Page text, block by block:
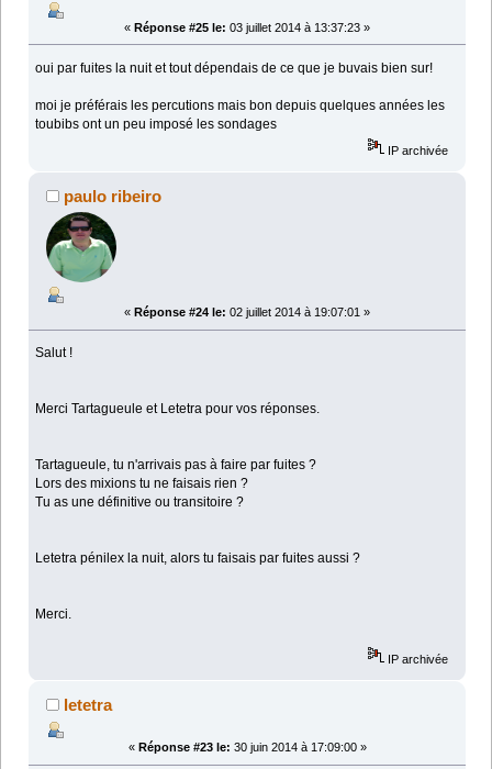
« Réponse #25 le: 03 juillet 2014 à 13:37:23 »
oui par fuites la nuit et tout dépendais de ce que je buvais bien sur!
moi je préférais les percutions mais bon depuis quelques années les
toubibs ont un peu imposé les sondages
IP archivée
paulo ribeiro
« Réponse #24 le: 02 juillet 2014 à 19:07:01 »
Salut !
Merci Tartagueule et Letetra pour vos réponses.
Tartagueule, tu n'arrivais pas à faire par fuites ?
Lors des mixions tu ne faisais rien ?
Tu as une définitive ou transitoire ?
Letetra pénilex la nuit, alors tu faisais par fuites aussi ?
Merci.
IP archivée
letetra
« Réponse #23 le: 30 juin 2014 à 17:09:00 »